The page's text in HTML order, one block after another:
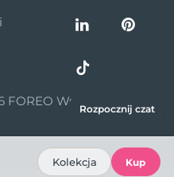
FOREO Wszelkie prawa
zastrzeżone
Rozpocznij czat
Kolekcja Kup